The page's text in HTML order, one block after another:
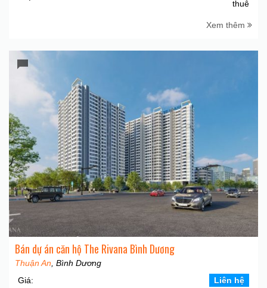
thuê
Xem thêm
Bán dự án căn hộ The Rivana Bình Dương
Thuận An , Bình Dương
Giá:
Liên hệ